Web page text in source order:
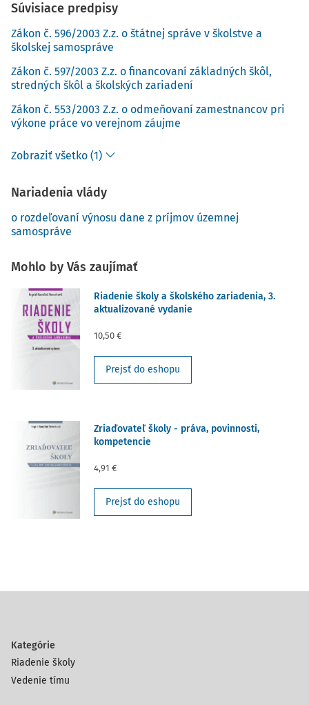
Súvisiace predpisy
Zákon č. 596/2003 Z.z. o štátnej správe v školstve a
školskej samospráve
Zákon č. 597/2003 Z.z. o financovaní základných škôl,
stredných škôl a školských zariadení
Zákon č. 553/2003 Z.z. o odmeňovaní zamestnancov pri
výkone práce vo verejnom záujme
Zobraziť všetko (1)
Nariadenia vlády
o rozdeľovaní výnosu dane z príjmov územnej
samospráve
Mohlo by Vás zaujímať
Riadenie školy a školského zariadenia, 3.
aktualizované vydanie
10,50 €
Prejsť do eshopu
Zriaďovateľ školy - práva, povinnosti,
kompetencie
4,91 €
Prejsť do eshopu
Kategórie
Riadenie školy
Vedenie tímu